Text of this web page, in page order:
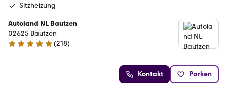
Sitzheizung
Autoland NL Bautzen
02625 Bautzen
4.8 Sterne
(218)
Kontakt Parken